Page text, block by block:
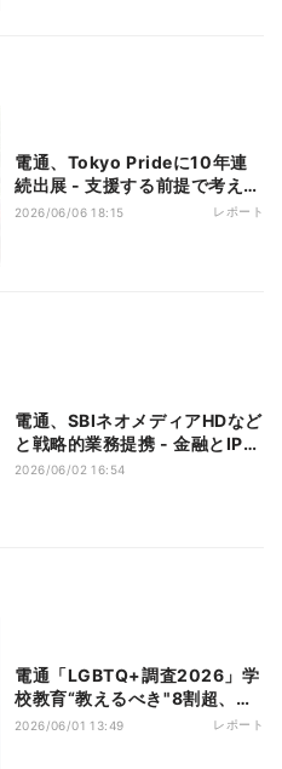
電通、Tokyo Prideに10年連
続出展 - 支援する前提で考える
「プライドアクション診断」と
2026/06/06 18:15 レポート
電通、SBIネオメディアHDなど
と戦略的業務提携 - 金融とIP・
メディア融合へ
2026/06/02 16:54
電通「LGBTQ+調査2026」学
校教育“教えるべき"8割超、当
事者との認識ギャップも
2026/06/01 13:49 レポート